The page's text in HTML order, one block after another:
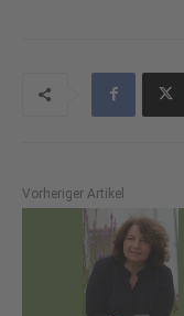
Vorheriger Artikel